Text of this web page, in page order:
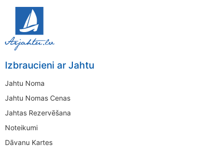
Izbraucieni ar Jahtu
Jahtu Noma
Jahtu Nomas Cenas
Jahtas Rezervēšana
Noteikumi
Dāvanu Kartes